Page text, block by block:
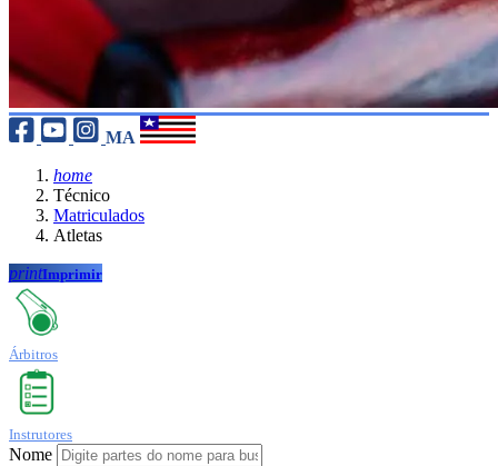
MA
home
Técnico
Matriculados
Atletas
printImprimir
Árbitros
Instrutores
Nome